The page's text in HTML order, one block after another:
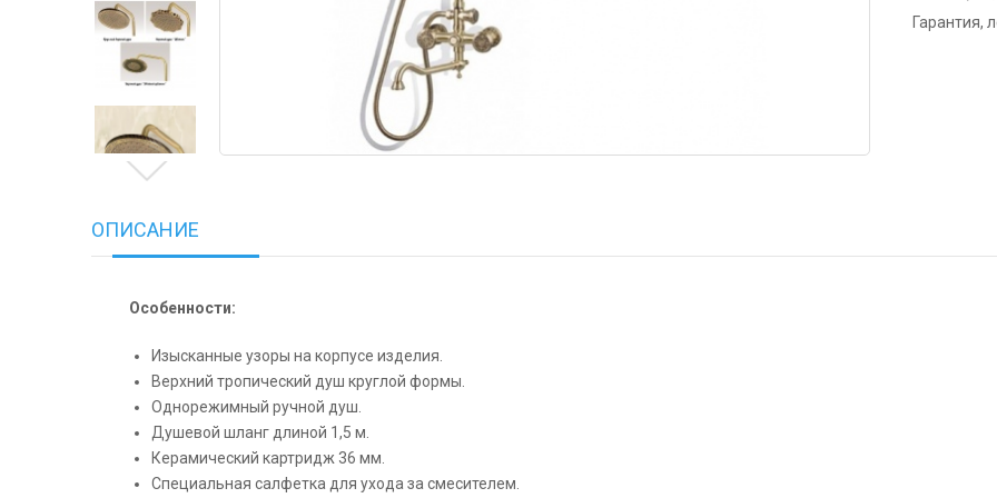
Гарантия,
ОПИСАНИЕ
Особенности:
Изысканные узоры на корпусе изделия.
Верхний тропический душ круглой формы.
Однорежимный ручной душ.
Душевой шланг длиной 1,5 м.
Керамический картридж 36 мм.
Специальная салфетка для ухода за смесителем.